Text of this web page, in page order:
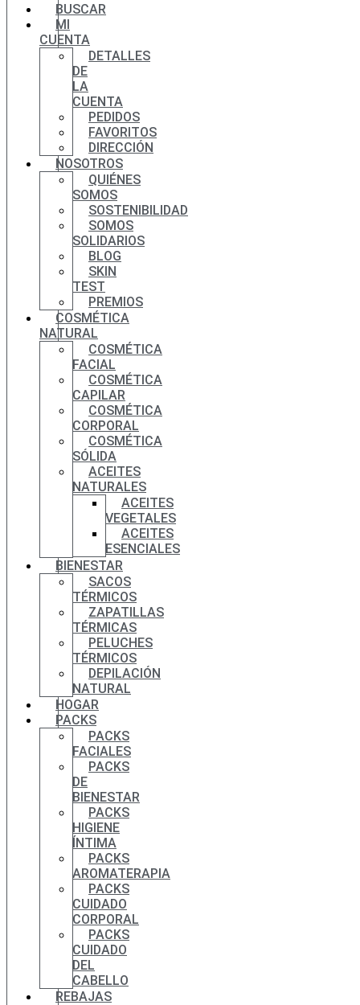
BUSCAR
MI
CUENTA
DETALLES
DE
LA
CUENTA
PEDIDOS
FAVORITOS
DIRECCIÓN
NOSOTROS
QUIÉNES
SOMOS
SOSTENIBILIDAD
SOMOS
SOLIDARIOS
BLOG
SKIN
TEST
PREMIOS
COSMÉTICA
NATURAL
COSMÉTICA
FACIAL
COSMÉTICA
CAPILAR
COSMÉTICA
CORPORAL
COSMÉTICA
SÓLIDA
ACEITES
NATURALES
ACEITES
VEGETALES
ACEITES
ESENCIALES
BIENESTAR
SACOS
TÉRMICOS
ZAPATILLAS
TÉRMICAS
PELUCHES
TÉRMICOS
DEPILACIÓN
NATURAL
HOGAR
PACKS
PACKS
FACIALES
PACKS
DE
BIENESTAR
PACKS
HIGIENE
ÍNTIMA
PACKS
AROMATERAPIA
PACKS
CUIDADO
CORPORAL
PACKS
CUIDADO
DEL
CABELLO
REBAJAS